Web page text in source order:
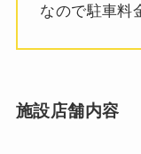
なので駐車料
施設店舗内容